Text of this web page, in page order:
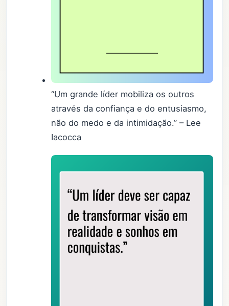
“Um grande líder mobiliza os outros
através da confiança e do entusiasmo,
não do medo e da intimidação.” – Lee
Iacocca